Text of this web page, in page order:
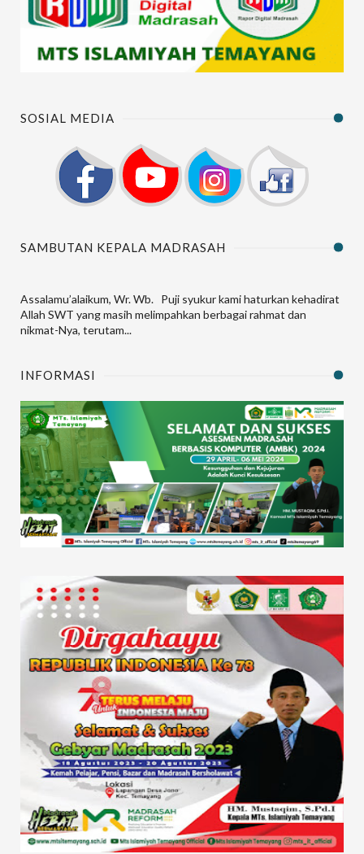
SOSIAL MEDIA
SAMBUTAN KEPALA MADRASAH
Assalamu’alaikum, Wr. Wb. Puji syukur kami haturkan kehadirat
Allah SWT yang masih melimpahkan berbagai rahmat dan
nikmat-Nya, terutam...
INFORMASI